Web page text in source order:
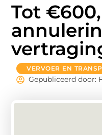
Tot
VERVOER EN
Gepubliceerd door: